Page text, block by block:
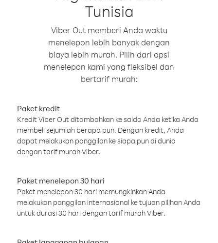
Tunisia
Viber Out memberi Anda waktu
menelepon lebih banyak dengan
biaya lebih murah. Pilih dari opsi
menelepon kami yang fleksibel dan
bertarif murah:
Paket kredit
Kredit Viber Out ditambahkan ke saldo Anda ketika Anda
membeli sejumlah berapa pun. Dengan kredit, Anda
dapat melakukan panggilan ke siapa pun di dunia
dengan tarif murah Viber.
Paket menelepon 30 hari
Paket menelepon 30 hari memungkinkan Anda
melakukan panggilan internasional ke tujuan pilihan Anda
untuk durasi 30 hari dengan tarif murah Viber.